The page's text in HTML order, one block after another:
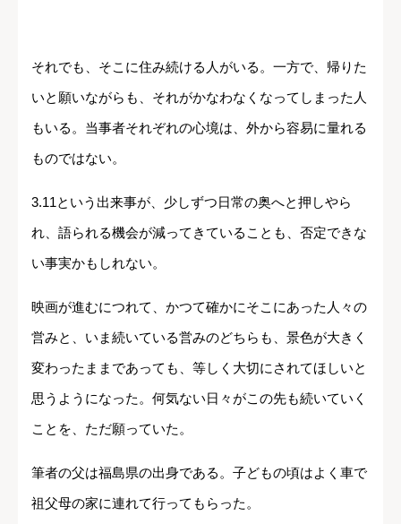
それでも、そこに住み続ける人がいる。一方で、帰りた
いと願いながらも、それがかなわなくなってしまった人
もいる。当事者それぞれの心境は、外から容易に量れる
ものではない。
3.11という出来事が、少しずつ日常の奥へと押しやら
れ、語られる機会が減ってきていることも、否定できな
い事実かもしれない。
映画が進むにつれて、かつて確かにそこにあった人々の
営みと、いま続いている営みのどちらも、景色が大きく
変わったままであっても、等しく大切にされてほしいと
思うようになった。何気ない日々がこの先も続いていく
ことを、ただ願っていた。
筆者の父は福島県の出身である。子どもの頃はよく車で
祖父母の家に連れて行ってもらった。